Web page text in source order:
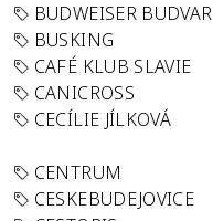
BUDWEISER BUDVAR
BUSKING
CAFÉ KLUB SLAVIE
CANICROSS
CECÍLIE JÍLKOVÁ
CENTRUM
CESKEBUDEJOVICE